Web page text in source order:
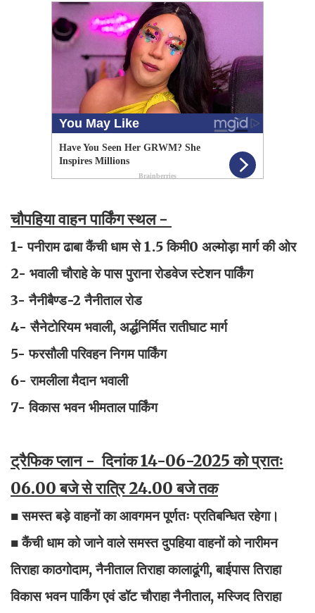
चौपहिया वाहन पार्किंग स्थल -
1- पनीराम ढाबा कैंची धाम से 1.5 किमी0 अल्मोड़ा मार्ग की ओर
2- भवाली चौराहे के पास पुराना रोडवेज स्टेशन पार्किंग
3- नैनीबैण्ड-2 नैनीताल रोड
4- सैनेटोरियम भवाली, अर्द्धनिर्मित रातीघाट मार्ग
5- फरसौली परिवहन निगम पार्किंग
6- रामलीला मैदान भवाली
7- विकास भवन भीमताल पार्किंग
ट्रैफिक प्लान - दिनांक 14-06-2025 को प्रातः
06.00 बजे से रात्रि 24.00 बजे तक
■ समस्त बड़े वाहनों का आवगमन पूर्णतः प्रतिबन्धित रहेगा।
■ कैंची धाम को जाने वाले समस्त दुपहिया वाहनों को नारीमन
तिराहा काठगोदाम, नैनीताल तिराहा कालाढूंगी, बाईपास तिराहा
विकास भवन पार्किंग एवं डॉट चौराहा नैनीताल, मस्जिद तिराहा